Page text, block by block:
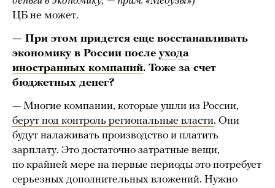
ЦБ не может.
— При этом придется еще восстанавливать
экономику в России после ухода
иностранных компаний. Тоже за счет
бюджетных денег?
— Многие компании, которые ушли из России,
берут под контроль региональные власти. Они
будут налаживать производство и платить
зарплату. Это достаточно затратные вещи,
по крайней мере на первые периоды это потребует
серьезных дополнительных вложений. Нужно